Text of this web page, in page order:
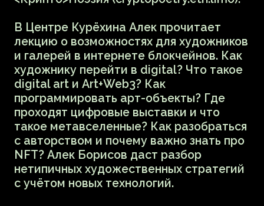
23 ноября
19:00–21:00
16+
купить билет
Вечер Русского музея